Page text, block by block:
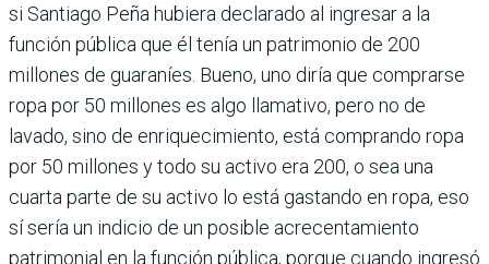
si Santiago Peña hubiera declarado al ingresar a la
función pública que él tenía un patrimonio de 200
millones de guaraníes. Bueno, uno diría que comprarse
ropa por 50 millones es algo llamativo, pero no de
lavado, sino de enriquecimiento, está comprando ropa
por 50 millones y todo su activo era 200, o sea una
cuarta parte de su activo lo está gastando en ropa, eso
sí sería un indicio de un posible acrecentamiento
patrimonial en la función pública, porque cuando ingresó